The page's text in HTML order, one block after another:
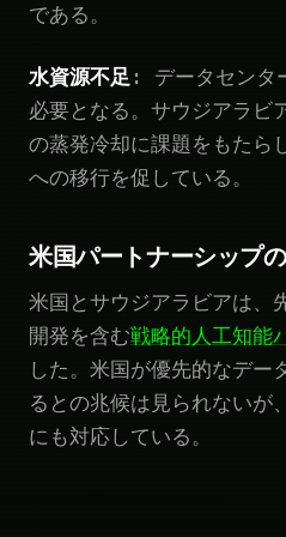
である。
水資源不足 : データセンタ
必要となる。サウジアラビ
の蒸発冷却に課題をもたら
への移行を促している。
米国パートナーシップ
米国とサウジアラビアは、
開発を含む戦略的人工知能
した。米国が優先的なデー
るとの兆候は見られないが
にも対応している。